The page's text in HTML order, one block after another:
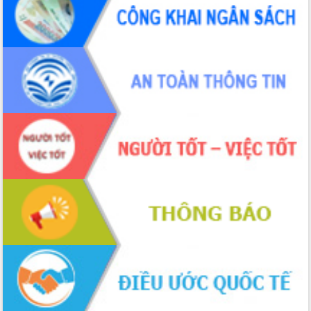
món ăn từ sầu riêng
Đắk Lắk công bố Quy hoạch và xúc
tiến đầu tư tỉnh
Ngành cá ngừ Đắk Lắk chủ động thích
ứng để giữ vững thị trường xuất khẩu
Diễn đàn Kinh tế tư nhân Việt Nam đột
phá cơ chế - Hợp tác công tư
Đề án 06 tạo bước ngoặt đột phá trong
cải cách hành chính tỉnh Đắk Lắk
Kết nối tour, đẩy mạnh chuyển đổi số
để phát triển du lịch Đắk Lắk
Khởi động Dự án Đầu tư xây dựng hạ
tầng kỹ thuật Cụm công nghiệp Tân
Tiến
Gặp mặt các cơ quan báo chí nhân Kỷ
niệm 101 năm Ngày Báo chí Cách
mạng Việt Nam
Đắk Lắk sơ kết 4 năm triển khai thực
hiện Đề án 06 của Chính phủ
Họp báo thông tin về Hội nghị Công bố